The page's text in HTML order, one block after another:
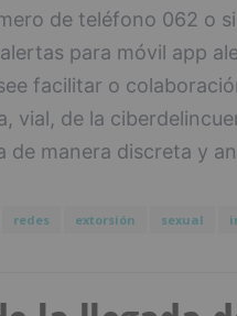
de teléfono 062 o
para móvil app
facilitar o
vial, de la
de manera discreta y
redes extorsión sexual